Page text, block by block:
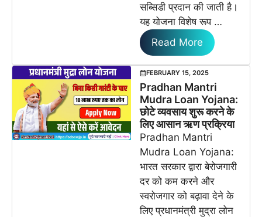
सब्सिडी प्रदान की जाती है।
यह योजना विशेष रूप …
Read More
FEBRUARY 15, 2025
Pradhan Mantri
Mudra Loan Yojana:
छोटे व्यवसाय शुरू करने के
लिए आसान ऋण प्रक्रिया
Pradhan Mantri
Mudra Loan Yojana:
भारत सरकार द्वारा बेरोजगारी
दर को कम करने और
स्वरोजगार को बढ़ावा देने के
लिए प्रधानमंत्री मुद्रा लोन